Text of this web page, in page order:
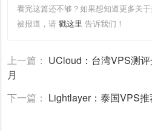
看完这篇还不够？如果想知道更多关
被报道，请 戳这里 告诉我们！
上一篇： UCloud：台湾VPS测
月
下一篇： Lightlayer：泰国VPS